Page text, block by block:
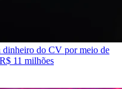
dinheiro do CV por meio de
11 milhões